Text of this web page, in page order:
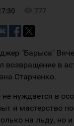
777
"Барыса"
возвращение в
Старченко.
нуждается в
и мастерство
на льду, но и